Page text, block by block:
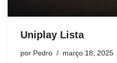
Uniplay Lista
por Pedro março 18, 2025